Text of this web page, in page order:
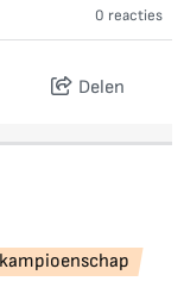
0 reacties
Delen